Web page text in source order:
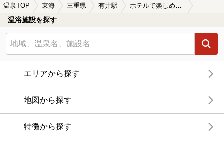
温泉TOP 東海 三重県 有井駅 ホテルで楽しめる有井駅近くの温泉、日帰り温泉、スーパー銭湯おすすめ
温浴施設を探す
エリアから探す
地図から探す
特徴から探す